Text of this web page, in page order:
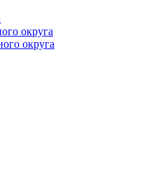
округа
округа